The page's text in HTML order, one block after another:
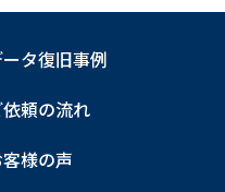
タ復旧事例
依頼の流れ
様の声